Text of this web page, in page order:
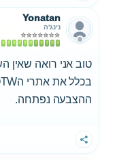
Yonatan
נינג'ה
טוב אני רואה שאין
בכלל את אתרי הSOTW.
ההצבעה נפתחה.
שתף